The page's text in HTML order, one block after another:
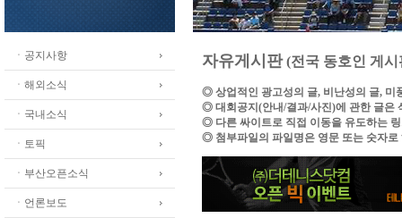
ㆍ공지사항
ㆍ해외소식
ㆍ국내소식
ㆍ토픽
ㆍ부산오픈소식
ㆍ언론보도
자유게시판(전국 동호인 게시
◎ 상업적인 광고성의 글, 비난성의 글, 미
◎ 대회공지(안내/결과/사진)에 관한 글은
◎ 다른 싸이트로 직접 이동을 유도하는
◎ 첨부파일의 파일명은 영문 또는 숫자로